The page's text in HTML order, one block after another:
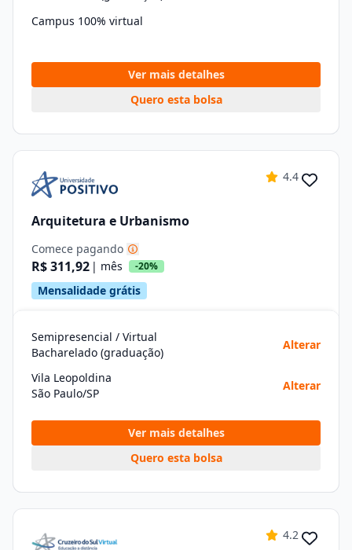
Campus 100% virtual
Ver mais detalhes
Quero esta bolsa
4.4
Arquitetura e Urbanismo
Comece pagando
R$ 311,92 | mês -20%
Mensalidade grátis
Semipresencial / Virtual
Bacharelado (graduação)
Alterar
Vila Leopoldina
São Paulo/SP
Alterar
Ver mais detalhes
Quero esta bolsa
4.2